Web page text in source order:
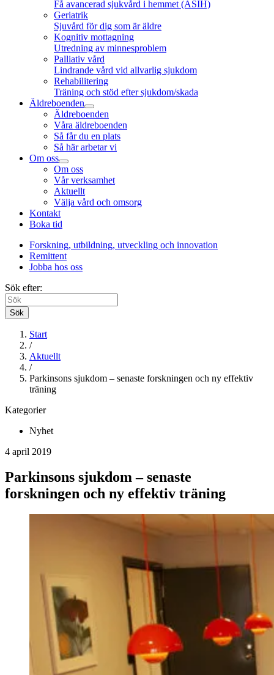
Få avancerad sjukvård i hemmet (ASIH)
Geriatrik
Sjuvård för dig som är äldre
Kognitiv mottagning
Utredning av minnesproblem
Palliativ vård
Lindrande vård vid allvarlig sjukdom
Rehabilitering
Träning och stöd efter sjukdom/skada
Äldreboenden
Äldreboenden
Våra äldreboenden
Så får du en plats
Så här arbetar vi
Om oss
Om oss
Vår verksamhet
Aktuellt
Välja vård och omsorg
Kontakt
Boka tid
Forskning, utbildning, utveckling och innovation
Remittent
Jobba hos oss
Sök efter:
Sök
Start
/
Aktuellt
/
Parkinsons sjukdom – senaste forskningen och ny effektiv
träning
Kategorier
Nyhet
4 april 2019
Parkinsons sjukdom – senaste
forskningen och ny effektiv träning